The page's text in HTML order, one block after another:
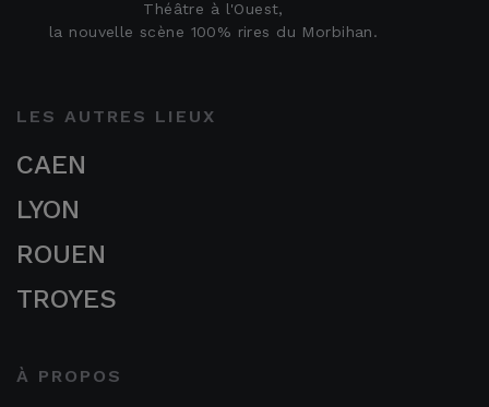
Théâtre à l'Ouest,
la nouvelle scène 100% rires du Morbihan.
LES AUTRES LIEUX
CAEN
LYON
ROUEN
TROYES
À PROPOS